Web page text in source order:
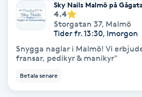
Gravidmassage
Sky Nails Malmö på
4.4
Storgatan 37, Malmö
Tider fr. 13:30, Imorgon
Snygga naglar i Malmö! Vi
fransar, pedikyr & manikyr"
Betala senare